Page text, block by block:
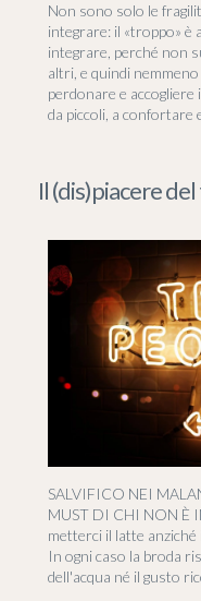
Non sono solo le
integrare: il «troppo» è
integrare, perché non
altri, e quindi
perdonare e
da piccoli, a
Il (dis)piacere
SALVIFICO NEI
MUST DI CHI NON È
metterci il latte
In ogni caso la broda
dell'acqua né il gusto